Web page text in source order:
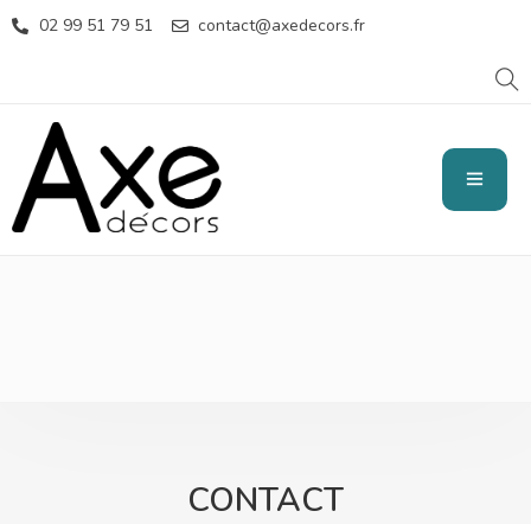
02 99 51 79 51 contact@axedecors.fr
CONTACT
CONTACT